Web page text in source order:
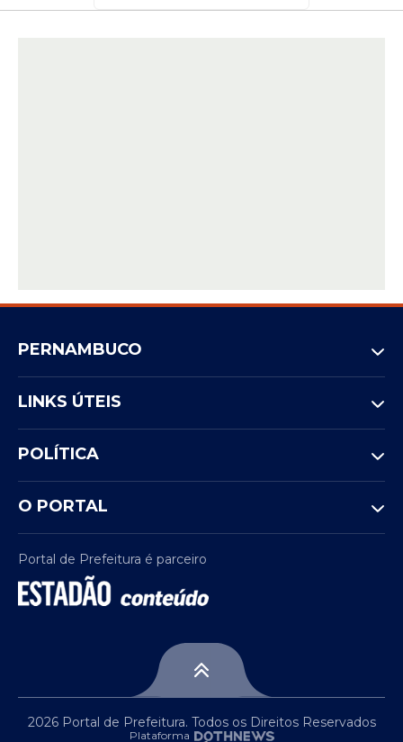
PERNAMBUCO
LINKS ÚTEIS
POLÍTICA
O PORTAL
Portal de Prefeitura é parceiro
2026 Portal de Prefeitura. Todos os Direitos Reservados
Plataforma